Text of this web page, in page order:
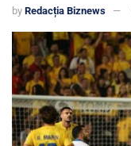
by Redacția Biznews